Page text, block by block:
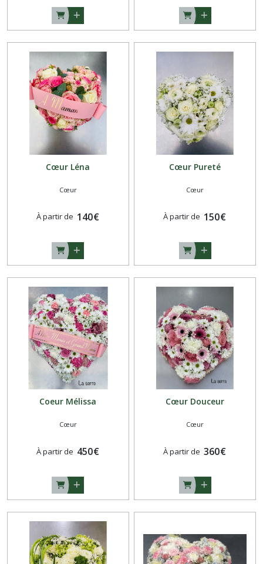
Cœur Léna
Cœur
À partir de 140€
Cœur Pureté
Cœur
À partir de 150€
Coeur Mélissa
Cœur
À partir de 450€
Cœur Douceur
Cœur
À partir de 360€